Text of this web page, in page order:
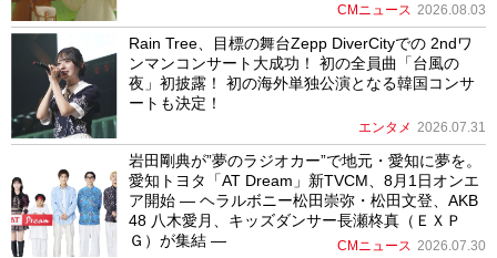
CMニュース 2026.08.03
Rain Tree、目標の舞台Zepp DiverCityでの 2ndワ
ンマンコンサート大成功！ 初の全員曲「台風の
夜」初披露！ 初の海外単独公演となる韓国コンサ
ートも決定！
エンタメ 2026.07.31
岩田剛典が”夢のラジオカー”で地元・愛知に夢を。
愛知トヨタ「AT Dream」新TVCM、8月1日オンエ
ア開始 ― ヘラルボニー松田崇弥・松田文登、AKB
48 八木愛月、キッズダンサー長瀬柊真（ＥＸＰ
Ｇ）が集結 ―
CMニュース 2026.07.30